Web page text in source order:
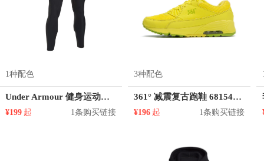
1种配色
Under Armour 健身运动紧身裤 1301016
¥199 起 1条购买链接
3种配色
361° 减震复古跑鞋 681542241
¥196 起 1条购买链接